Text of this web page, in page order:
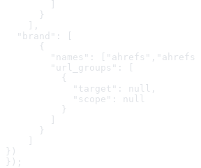
      }
    ],
  "brand": [
      {
"names": ["ahrefs","ahrefs
        "url_groups": [
          {
            "target": null,
            "scope": null
          }
      }
} )
});